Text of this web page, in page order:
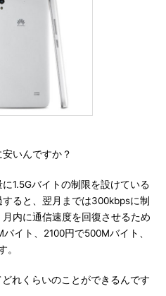
いんですか？
1.5Gバイトの制限を設けている
ると、翌月までは300kbpsに制
内に通信速度を回復させるため
イト、2100円で500Mバイト、
。
れくらいのことができるんです